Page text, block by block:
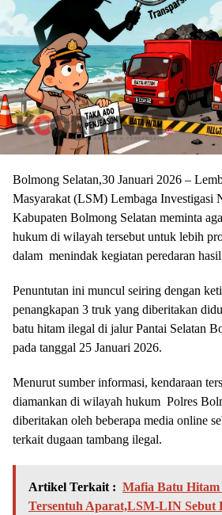
Bolmong Selatan,30 Januari 2026 –
Masyarakat (LSM) Lembaga Investigasi
Kabupaten Bolmong Selatan meminta
hukum di wilayah tersebut untuk lebih
dalam menindak kegiatan peredaran
Penuntutan ini muncul seiring dengan
penangkapan 3 truk yang diberitakan
batu hitam ilegal di jalur Pantai Selatan
pada tanggal 25 Januari 2026.
Menurut sumber informasi, kendaraan
diamankan di wilayah hukum Polres
diberitakan oleh beberapa media online
terkait dugaan tambang ilegal.
Artikel Terkait : Mafia Batu Hitam
Tersentuh Aparat,LSM-LIN Sebut